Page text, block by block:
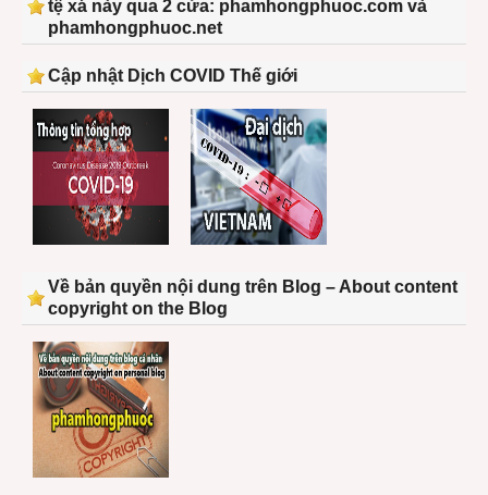
tệ xá này qua 2 cửa: phamhongphuoc.com và
phamhongphuoc.net
Cập nhật Dịch COVID Thế giới
Về bản quyền nội dung trên Blog – About content
copyright on the Blog